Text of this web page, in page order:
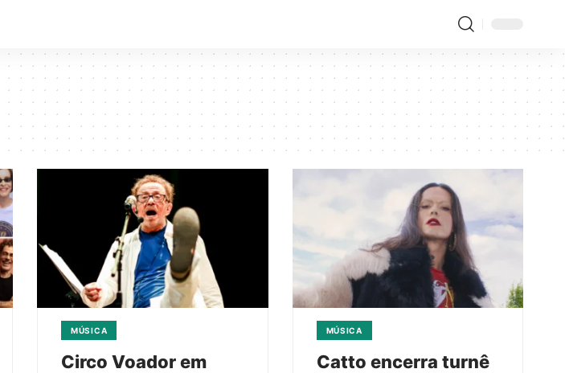
MÚSICA
Circo Voador em
MÚSICA
Catto encerra turnê